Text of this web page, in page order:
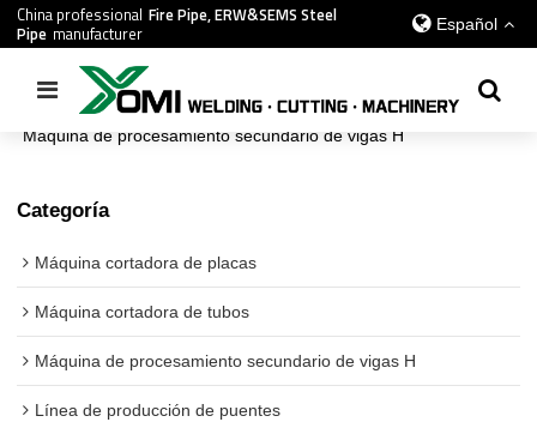
China professional Fire Pipe, ERW&SEMS Steel
Pipe manufacturer Español
todos /
Máquina de procesamiento secundario de vigas H
Categoría
Máquina cortadora de placas
Máquina cortadora de tubos
Máquina de procesamiento secundario de vigas H
Línea de producción de puentes